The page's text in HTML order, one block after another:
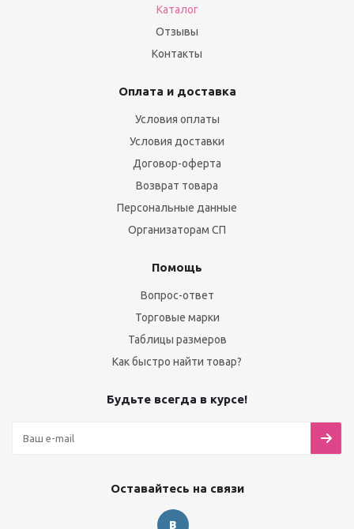
Каталог
Отзывы
Контакты
Оплата и доставка
Условия оплаты
Условия доставки
Договор-оферта
Возврат товара
Персональные данные
Организаторам СП
Помощь
Вопрос-ответ
Торговые марки
Таблицы размеров
Как быстро найти товар?
Будьте всегда в курсе!
Оставайтесь на связи